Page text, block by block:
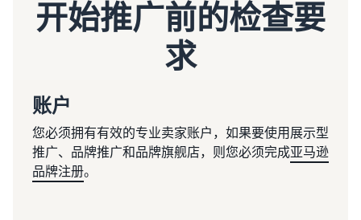
开始推广前的检查要
求
账户
您必须拥有有效的专业卖家账户，如果要使用展示型
推广、品牌推广和品牌旗舰店，则您必须完成亚马逊
品牌注册。